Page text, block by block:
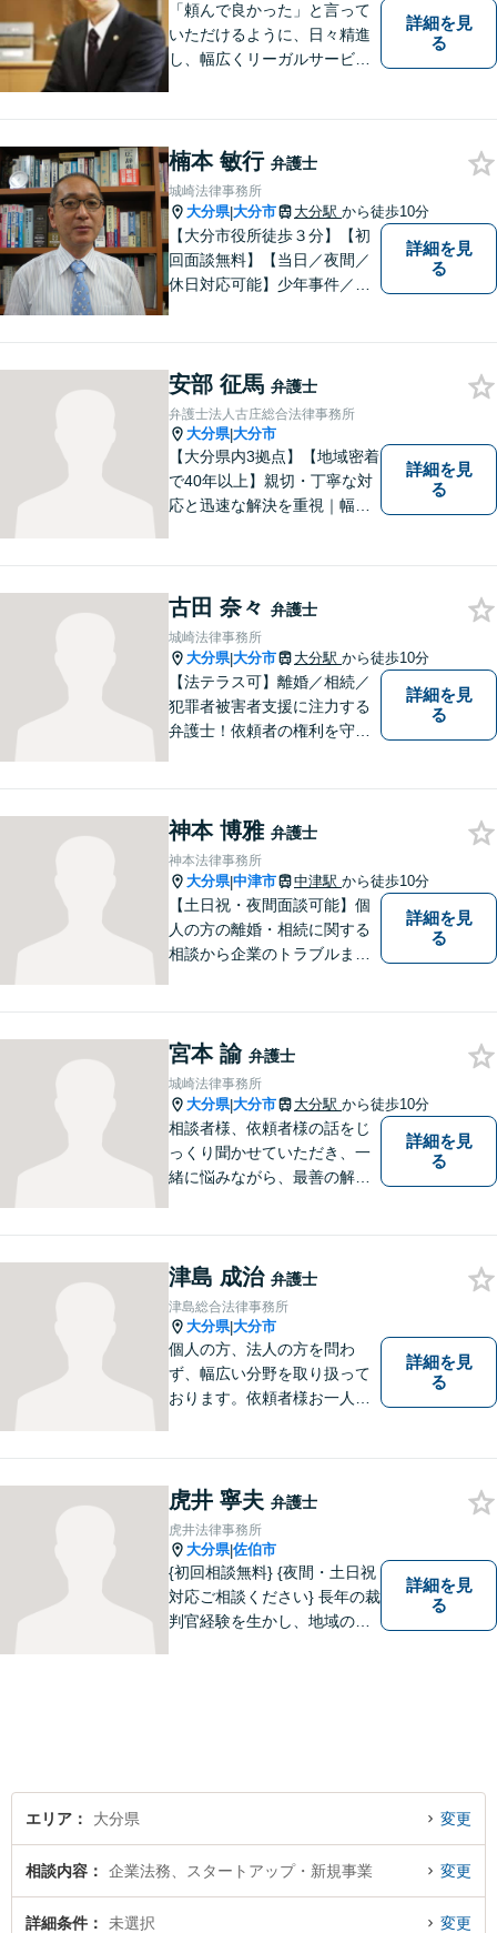
「頼んで良かった」と言って
いただけるように、日々精進
し、幅広くリーガルサービス
詳細を見
る
楠本 敏行 弁護士
城崎法律事務所
大分県|大分市 大分駅 から徒歩10分
【大分市役所徒歩３分】【初
回面談無料】【当日／夜間／
休日対応可能】少年事件／家
ービスを受けられるべく、社
会正義の実現のために最善を
尽くします。
詳細を見
る
安部 征馬 弁護士
弁護士法人古庄総合法律事務所
大分県|大分市
【大分県内3拠点】【地域密着
で40年以上】親切・丁寧な対
応と迅速な解決を重視｜幅広
【別府・杵築にも拠点】
詳細を見
る
古田 奈々 弁護士
城崎法律事務所
大分県|大分市 大分駅 から徒歩10分
【法テラス可】離婚／相続／
犯罪者被害者支援に注力する
弁護士！依頼者の権利を守
詳細を見
る
神本 博雅 弁護士
神本法律事務所
大分県|中津市 中津駅 から徒歩10分
【土日祝・夜間面談可能】個
人の方の離婚・相続に関する
相談から企業のトラブルまで
詳細を見
る
宮本 諭 弁護士
城崎法律事務所
大分県|大分市 大分駅 から徒歩10分
相談者様、依頼者様の話をじ
っくり聞かせていただき、一
緒に悩みながら、最善の解決
詳細を見
る
津島 成治 弁護士
津島総合法律事務所
大分県|大分市
個人の方、法人の方を問わ
ず、幅広い分野を取り扱って
おります。依頼者様お一人お
題でお困りの方はぜひご相談
ください。
詳細を見
る
虎井 寧夫 弁護士
虎井法律事務所
大分県|佐伯市
{初回相談無料} {夜間・土日祝
対応ご相談ください} 長年の裁
判官経験を生かし、地域の皆
詳細を見
る
エリア 大分県 変更
相談内容 企業法務、スタートアップ・新規事業 変更
詳細条件 未選択 変更